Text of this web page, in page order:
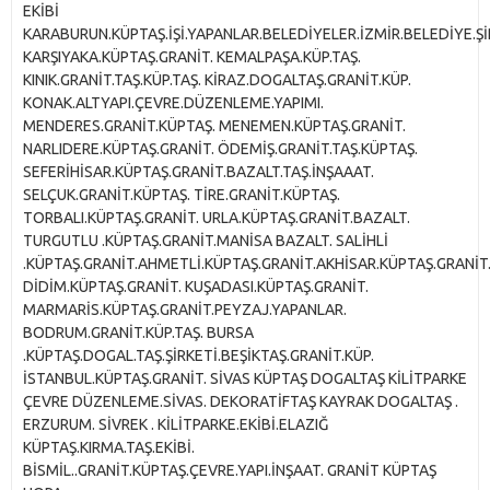
EKİBİ
KARŞIYAKA.KÜPTAŞ.GRANİT. KEMALPAŞA.KÜP.TAŞ.
KINIK.GRANİT.TAŞ.KÜP.TAŞ. KİRAZ.DOGALTAŞ.GRANİT.KÜP.
KONAK.ALTYAPI.ÇEVRE.DÜZENLEME.YAPIMI.
MENDERES.GRANİT.KÜPTAŞ. MENEMEN.KÜPTAŞ.GRANİT.
NARLIDERE.KÜPTAŞ.GRANİT. ÖDEMİŞ.GRANİT.TAŞ.KÜPTAŞ.
SEFERİHİSAR.KÜPTAŞ.GRANİT.BAZALT.TAŞ.İNŞAAAT.
SELÇUK.GRANİT.KÜPTAŞ. TİRE.GRANİT.KÜPTAŞ.
TORBALI.KÜPTAŞ.GRANİT. URLA.KÜPTAŞ.GRANİT.BAZALT.
TURGUTLU .KÜPTAŞ.GRANİT.MANİSA BAZALT. SALİHLİ
.KÜPTAŞ.GRANİT.AHMETLİ.KÜPTAŞ.GRANİT.AKHİSAR.KÜPTAŞ.GRANİT.
DİDİM.KÜPTAŞ.GRANİT. KUŞADASI.KÜPTAŞ.GRANİT.
MARMARİS.KÜPTAŞ.GRANİT.PEYZAJ.YAPANLAR.
BODRUM.GRANİT.KÜP.TAŞ. BURSA
.KÜPTAŞ.DOGAL.TAŞ.ŞİRKETİ.BEŞİKTAŞ.GRANİT.KÜP.
İSTANBUL.KÜPTAŞ.GRANİT. SİVAS KÜPTAŞ DOGALTAŞ KİLİTPARKE
ÇEVRE DÜZENLEME.SİVAS. DEKORATİFTAŞ KAYRAK DOGALTAŞ .
ERZURUM. SİVREK . KİLİTPARKE.EKİBİ.ELAZIĞ
KÜPTAŞ.KIRMA.TAŞ.EKİBİ.
BİSMİL..GRANİT.KÜPTAŞ.ÇEVRE.YAPI.İNŞAAT. GRANİT KÜPTAŞ